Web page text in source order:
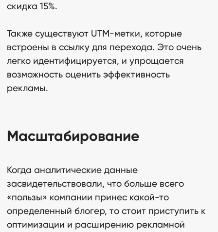
скидка 15%.
Также существуют UTM-метки, которые
встроены в ссылку для перехода. Это очень
легко идентифицируется, и упрощается
возможность оценить эффективность
рекламы.
Масштабирование
Когда аналитические данные
засвидетельствовали, что больше всего
«пользы» компании принес какой-то
определенный блогер, то стоит приступить к
оптимизации и расширению рекламной
Условия обслуживания
© 2025 Хайпфэктори
197046, г. Санкт-Петербург,
Певческий переулок, дом 12, литера
А, помещ. 2-Н, ч.помещ. 10(2)